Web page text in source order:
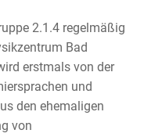
2.1.4 regelmäßig
Bad
erstmals von der
und
den ehemaligen
von